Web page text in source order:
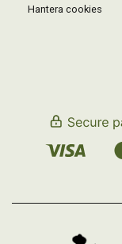
Hantera cookies